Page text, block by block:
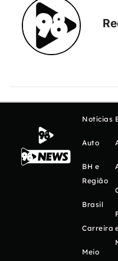
Notícias
Auto
BH e
Região
Brasil
Carreira
Meio